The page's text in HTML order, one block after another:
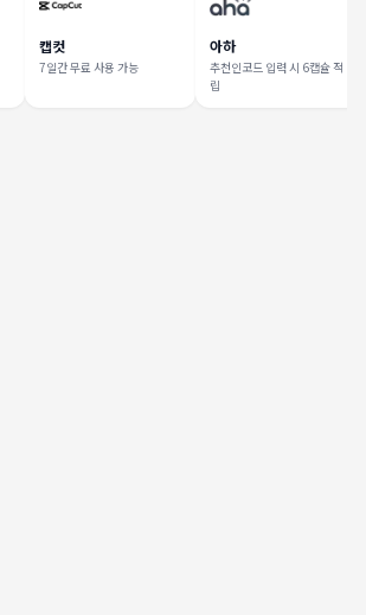
캡컷
7일간 무료 사용 가능
아하
추천인코드 입력 시 6캡슐 적
립